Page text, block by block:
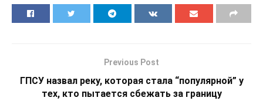
Previous Post
ГПСУ назвал реку, которая стала “популярной” у
тех, кто пытается сбежать за границу